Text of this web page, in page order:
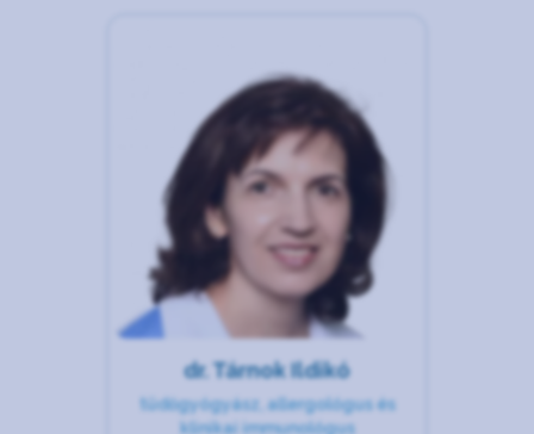
dr. Tárnok Ildikó
tüdőgyógyász, allergológus és
klinikai immunológus